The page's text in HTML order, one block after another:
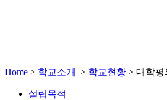
Home > 학교소개 > 학교현황 > 대학평
설립목적